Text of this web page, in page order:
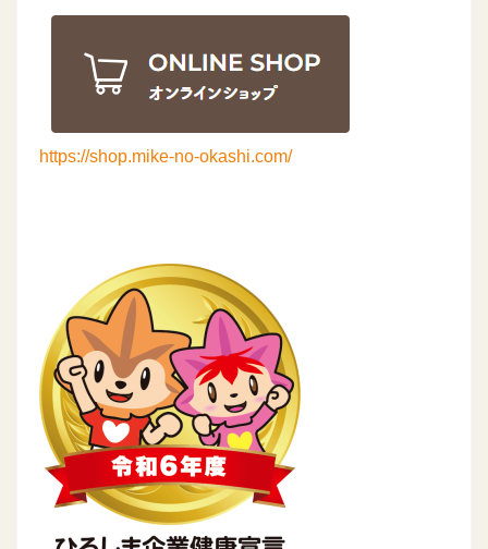
https://shop.mike-no-okashi.com/